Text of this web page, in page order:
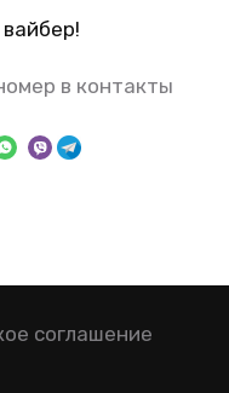
в контакты
соглашение